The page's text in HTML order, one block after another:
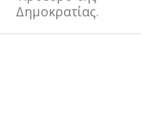
Δημοκρατίας.